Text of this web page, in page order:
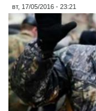
вт, 17/05/2016 - 23:21